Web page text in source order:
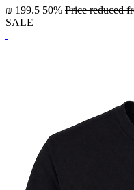
₪ 199.5 50% Price reduced
SALE